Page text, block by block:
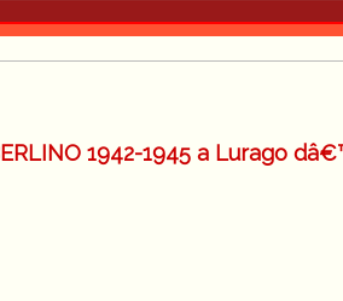
1942-1945 a Lurago